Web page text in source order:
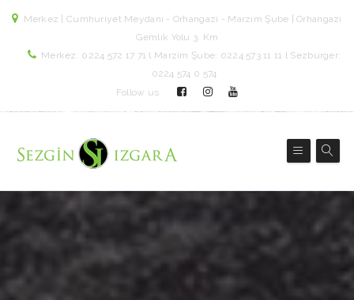
Merkez | Cumhuriyet Meydanı - Orhangazi - Marzim Şube | Orhangazi
Gemlik Yolu 3. Km
Merkez: 0224 572 17 71 l Marzim Şube: 0224 573 11 11 l Sezburger:
0224 574 0 574
Follow us